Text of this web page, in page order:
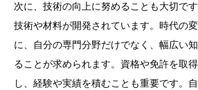
次に、技術の向上に努めることも大切で
技術や材料が開発されています。時代の
に、自分の専門分野だけでなく、幅広い
ることが求められます。資格や免許を取
し、経験や実績を積むことも重要です。